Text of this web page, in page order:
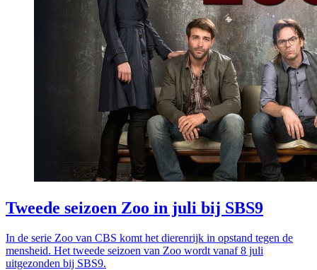
Tweede seizoen Zoo in juli bij SBS9
In de serie Zoo van CBS komt het dierenrijk in opstand tegen de
mensheid. Het tweede seizoen van Zoo wordt vanaf 8 juli
uitgezonden bij SBS9.